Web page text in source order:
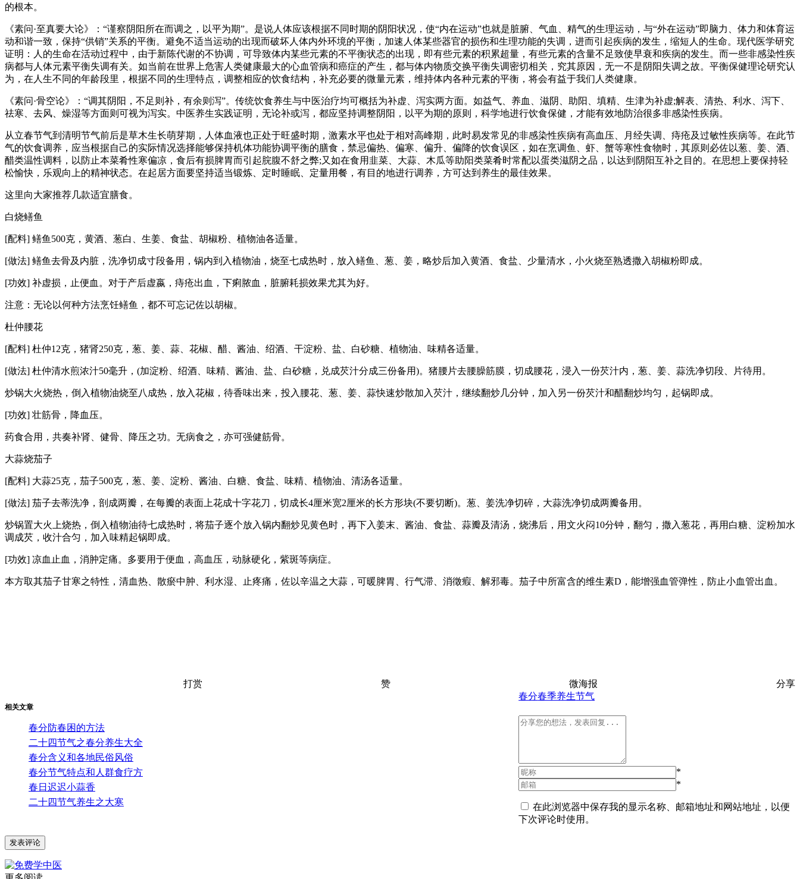
的根本。
《素问·至真要大论》：“谨察阴阳所在而调之，以平为期”。是说人体应该根据不同时期的阴阳状况，使“内在运动”也就是脏腑、气血、精气的生理运动，与“外在运动”即脑力、体力和体育运
动和谐一致，保持“供销”关系的平衡。避免不适当运动的出现而破坏人体内外环境的平衡，加速人体某些器官的损伤和生理功能的失调，进而引起疾病的发生，缩短人的生命。现代医学研究
证明：人的生命在活动过程中，由于新陈代谢的不协调，可导致体内某些元素的不平衡状态的出现，即有些元素的积累超量，有些元素的含量不足致使早衰和疾病的发生。而一些非感染性疾
病都与人体元素平衡失调有关。如当前在世界上危害人类健康最大的心血管病和癌症的产生，都与体内物质交换平衡失调密切相关，究其原因，无一不是阴阳失调之故。平衡保健理论研究认
为，在人生不同的年龄段里，根据不同的生理特点，调整相应的饮食结构，补充必要的微量元素，维持体内各种元素的平衡，将会有益于我们人类健康。
《素问·骨空论》：“调其阴阳，不足则补，有余则泻”。传统饮食养生与中医治疗均可概括为补虚、泻实两方面。如益气、养血、滋阴、助阳、填精、生津为补虚;解表、清热、利水、泻下、
祛寒、去风、燥湿等方面则可视为泻实。中医养生实践证明，无论补或泻，都应坚持调整阴阳，以平为期的原则，科学地进行饮食保健，才能有效地防治很多非感染性疾病。
从立春节气到清明节气前后是草木生长萌芽期，人体血液也正处于旺盛时期，激素水平也处于相对高峰期，此时易发常见的非感染性疾病有高血压、月经失调、痔疮及过敏性疾病等。在此节
气的饮食调养，应当根据自己的实际情况选择能够保持机体功能协调平衡的膳食，禁忌偏热、偏寒、偏升、偏降的饮食误区，如在烹调鱼、虾、蟹等寒性食物时，其原则必佐以葱、姜、酒、
醋类温性调料，以防止本菜肴性寒偏凉，食后有损脾胃而引起脘腹不舒之弊;又如在食用韭菜、大蒜、木瓜等助阳类菜肴时常配以蛋类滋阴之品，以达到阴阳互补之目的。在思想上要保持轻
松愉快，乐观向上的精神状态。在起居方面要坚持适当锻炼、定时睡眠、定量用餐，有目的地进行调养，方可达到养生的最佳效果。
这里向大家推荐几款适宜膳食。
白烧鳝鱼
[配料] 鳝鱼500克，黄酒、葱白、生姜、食盐、胡椒粉、植物油各适量。
[做法] 鳝鱼去骨及内脏，洗净切成寸段备用，锅内到入植物油，烧至七成热时，放入鳝鱼、葱、姜，略炒后加入黄酒、食盐、少量清水，小火烧至熟透撒入胡椒粉即成。
[功效] 补虚损，止便血。对于产后虚嬴，痔疮出血，下痢脓血，脏腑耗损效果尤其为好。
注意：无论以何种方法烹饪鳝鱼，都不可忘记佐以胡椒。
杜仲腰花
[配料] 杜仲12克，猪肾250克，葱、姜、蒜、花椒、醋、酱油、绍酒、干淀粉、盐、白砂糖、植物油、味精各适量。
[做法] 杜仲清水煎浓汁50毫升，(加淀粉、绍酒、味精、酱油、盐、白砂糖，兑成芡汁分成三份备用)。猪腰片去腰臊筋膜，切成腰花，浸入一份芡汁内，葱、姜、蒜洗净切段、片待用。
炒锅大火烧热，倒入植物油烧至八成热，放入花椒，待香味出来，投入腰花、葱、姜、蒜快速炒散加入芡汁，继续翻炒几分钟，加入另一份芡汁和醋翻炒均匀，起锅即成。
[功效] 壮筋骨，降血压。
药食合用，共奏补肾、健骨、降压之功。无病食之，亦可强健筋骨。
大蒜烧茄子
[配料] 大蒜25克，茄子500克，葱、姜、淀粉、酱油、白糖、食盐、味精、植物油、清汤各适量。
[做法] 茄子去蒂洗净，剖成两瓣，在每瓣的表面上花成十字花刀，切成长4厘米宽2厘米的长方形块(不要切断)。葱、姜洗净切碎，大蒜洗净切成两瓣备用。
炒锅置大火上烧热，倒入植物油待七成热时，将茄子逐个放入锅内翻炒见黄色时，再下入姜末、酱油、食盐、蒜瓣及清汤，烧沸后，用文火闷10分钟，翻匀，撒入葱花，再用白糖、淀粉加水
调成芡，收汁合匀，加入味精起锅即成。
[功效] 凉血止血，消肿定痛。多要用于便血，高血压，动脉硬化，紫斑等病症。
本方取其茄子甘寒之特性，清血热、散瘀中肿、利水湿、止疼痛，佐以辛温之大蒜，可暖脾胃、行气滞、消徵瘕、解邪毒。茄子中所富含的维生素D，能增强血管弹性，防止小血管出血。
打赏 赞 微海报 分享
相关文章
春分防春困的方法
二十四节气之春分养生大全
春分含义和各地民俗风俗
春分节气特点和人群食疗方
春日迟迟小蒜香
二十四节气养生之大寒
春分春季养生节气
*
*
在此浏览器中保存我的显示名称、邮箱地址和网站地址，以便
下次评论时使用。